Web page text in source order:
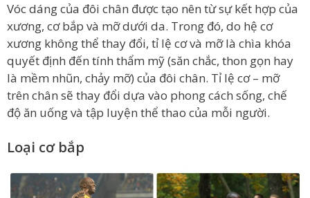
Vóc dáng của đôi chân được tạo nên từ sự kết hợp của
xương, cơ bắp và mỡ dưới da. Trong đó, do hệ cơ
xương không thể thay đổi, tỉ lệ cơ và mỡ là chìa khóa
quyết định đến tính thẩm mỹ (săn chắc, thon gọn hay
là mềm nhũn, chảy mỡ) của đôi chân. Tỉ lệ cơ – mỡ
trên chân sẽ thay đổi dựa vào phong cách sống, chế
độ ăn uống và tập luyện thể thao của mỗi người.
Loại cơ bắp